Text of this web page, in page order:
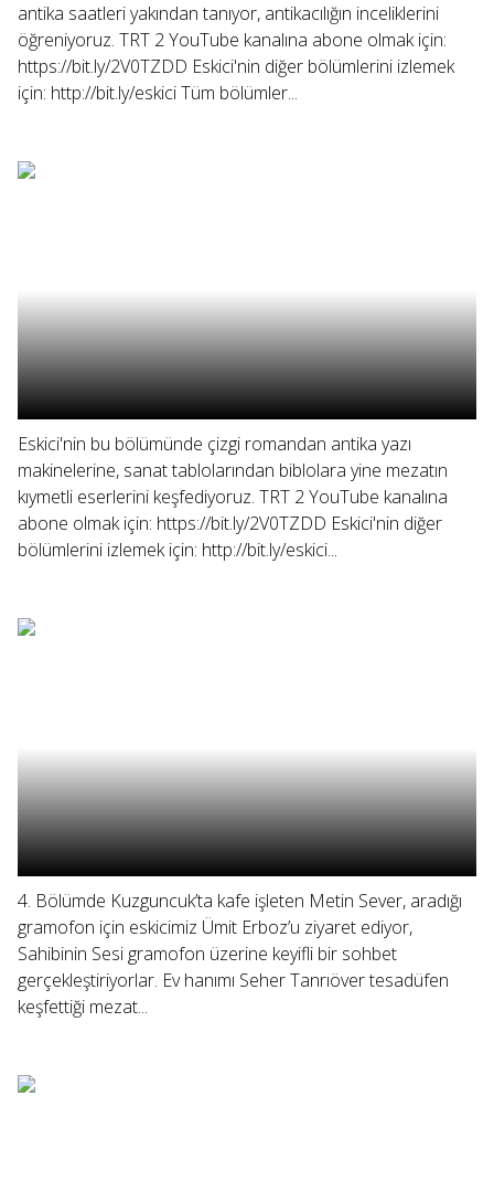
antika saatleri yakından tanıyor, antikacılığın inceliklerini
öğreniyoruz. TRT 2 YouTube kanalına abone olmak için:
https://bit.ly/2V0TZDD Eskici'nin diğer bölümlerini izlemek
için: http://bit.ly/eskici Tüm bölümler...
Eskici'nin bu bölümünde çizgi romandan antika yazı
makinelerine, sanat tablolarından biblolara yine mezatın
kıymetli eserlerini keşfediyoruz. TRT 2 YouTube kanalına
abone olmak için: https://bit.ly/2V0TZDD Eskici'nin diğer
bölümlerini izlemek için: http://bit.ly/eskici...
4. Bölümde Kuzguncuk’ta kafe işleten Metin Sever, aradığı
gramofon için eskicimiz Ümit Erboz’u ziyaret ediyor,
Sahibinin Sesi gramofon üzerine keyifli bir sohbet
gerçekleştiriyorlar. Ev hanımı Seher Tanrıöver tesadüfen
keşfettiği mezat...